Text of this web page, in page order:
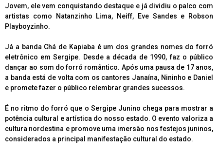
Jovem, ele vem conquistando destaque e já dividiu o palco com
artistas como Natanzinho Lima, Neiff, Eve Sandes e Robson
Playboyzinho.
Já a banda Chá de Kapiaba é um dos grandes nomes do forró
eletrônico em Sergipe. Desde a década de 1990, faz o público
dançar ao som do forró romântico. Após uma pausa de 17 anos,
a banda está de volta com os cantores Janaína, Nininho e Daniel
e promete fazer o público relembrar grandes sucessos.
É no ritmo do forró que o Sergipe Junino chega para mostrar a
potência cultural e artística do nosso estado. O evento valoriza a
cultura nordestina e promove uma imersão nos festejos juninos,
considerados a principal manifestação cultural do estado.